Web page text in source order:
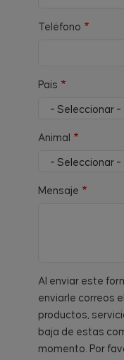
Teléfono
País
Animal
Mensaje
Al enviar este
enviarle correos
productos,
baja de estas
momento. Por